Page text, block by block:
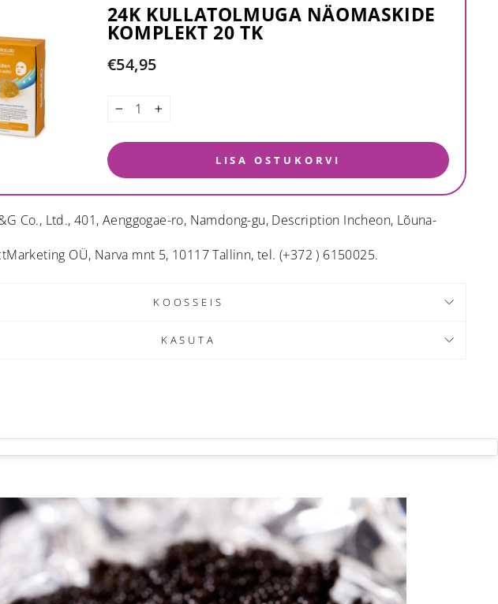
24K KULLATOLMUGA NÄOMASKIDE
KOMPLEKT 20 TK
€54,95
LISA OSTUKORVI
Co., Ltd., 401, Aenggogae-ro, Namdong-gu, Description Incheon, Lõuna-
OÜ, Narva mnt 5, 10117 Tallinn, tel. (+372 ) 6150025.
KOOSSEIS
KASUTA